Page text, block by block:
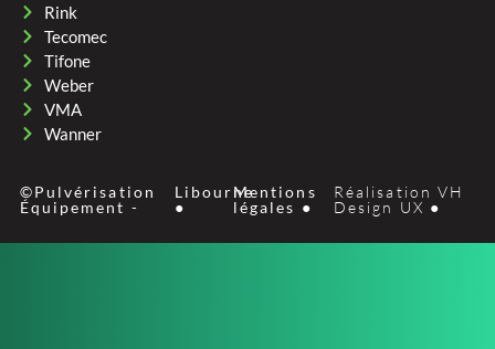
Rink
Tecomec
Tifone
Weber
VMA
Wanner
©Pulvérisation
Équipement -
Libourne
●
Mentions
légales ●
Réalisation VH
Design UX ●